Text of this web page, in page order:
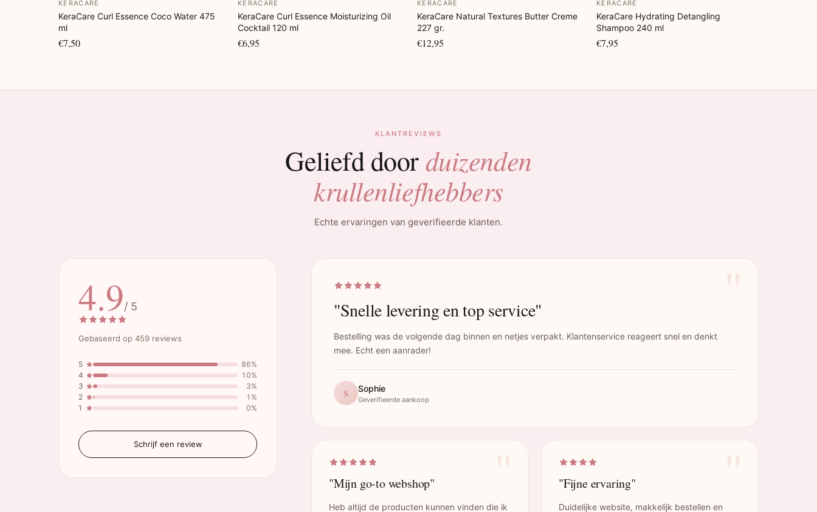
KERACARE
KeraCare Curl Essence Coco Water 475
ml
€7,50
KERACARE
KeraCare Curl Essence Moisturizing Oil
Cocktail 120 ml
€6,95
KERACARE
KeraCare Natural Textures Butter Creme
227 gr.
€12,95
KERACARE
KeraCare Hydrating Detangling
Shampoo 240 ml
€7,95
KLANTREVIEWS
Geliefd doorduizenden
krullenliefhebbers
Echte ervaringen van geverifieerde klanten.
4.9/ 5
Gebaseerd op 459 reviews
5
86%
4
10%
3
3%
2
1%
1
0%
Schrijf een review
"Snelle levering en top service"
Bestelling was de volgende dag binnen en netjes verpakt. Klantenservice reageert snel en denkt
mee. Echt een aanrader!
S Sophie
Geverifieerde aankoop
"Mijn go-to webshop"
Heb altijd de producten kunnen vinden die ik
"Fijne ervaring"
Duidelijke website, makkelijk bestellen en